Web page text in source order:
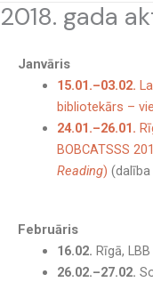
2018. gada
Janvāris
15.01.–03.02.
bibliotekārs –
24.01.–26.01.
BOBCATSSS
Reading)
Februāris
16.02. Rīgā,
26.02.–27.02.